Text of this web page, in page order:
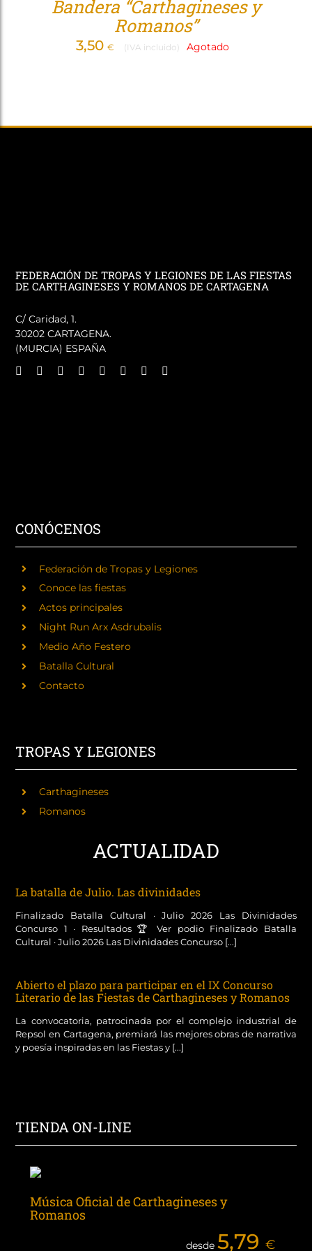
Bandera “Carthagineses y
Romanos”
3,50 € (IVA incluido) Agotado
FEDERACIÓN DE TROPAS Y LEGIONES DE LAS FIESTAS
DE CARTHAGINESES Y ROMANOS DE CARTAGENA
C/ Caridad, 1.
30202 CARTAGENA.
(MURCIA) ESPAÑA
CONÓCENOS
Federación de Tropas y Legiones
Conoce las fiestas
Actos principales
Night Run Arx Asdrubalis
Medio Año Festero
Batalla Cultural
Contacto
TROPAS Y LEGIONES
Carthagineses
Romanos
ACTUALIDAD
La batalla de Julio. Las divinidades
Finalizado Batalla Cultural · Julio 2026 Las Divinidades
Concurso 1 · Resultados 🏆 Ver podio Finalizado Batalla
Cultural · Julio 2026 Las Divinidades Concurso [...]
Abierto el plazo para participar en el IX Concurso
Literario de las Fiestas de Carthagineses y Romanos
La convocatoria, patrocinada por el complejo industrial de
Repsol en Cartagena, premiará las mejores obras de narrativa
y poesía inspiradas en las Fiestas y [...]
TIENDA ON-LINE
Música Oficial de Carthagineses y
Romanos
desde 5,79 €